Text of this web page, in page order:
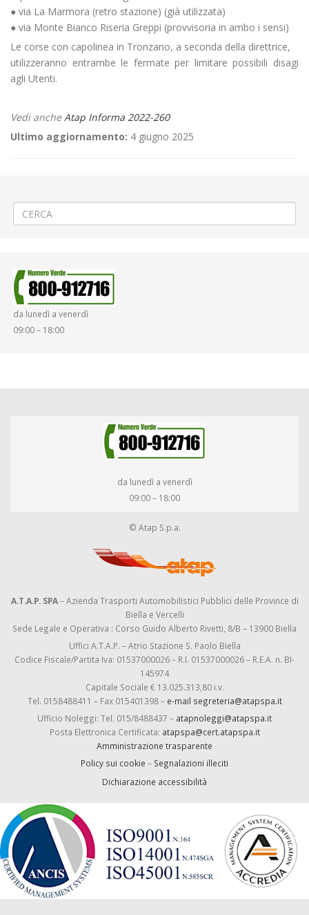
● via La Marmora (retro stazione) (già utilizzata)
● via Monte Bianco Riseria Greppi (provvisoria in ambo i sensi)
Le corse con capolinea in Tronzano, a seconda della direttrice,
utilizzeranno entrambe le fermate per limitare possibili disagi
agli Utenti.
Vedi ancheAtap Informa 2022-260
Ultimo aggiornamento: 4 giugno 2025
da lunedì a venerdì
09:00 – 18:00
da lunedì a venerdì
09:00 – 18:00
© Atap S.p.a.
A.T.A.P. SPA– Azienda Trasporti Automobilistici Pubblici delle Province di
Biella e Vercelli
Sede Legale e Operativa : Corso Guido Alberto Rivetti, 8/B – 13900 Biella
Uffici A.T.A.P. – Atrio Stazione S. Paolo Biella
Codice Fiscale/Partita Iva: 01537000026 – R.I. 01537000026 – R.E.A. n. BI-
145974
Capitale Sociale € 13.025.313,80 i.v.
Tel. 0158488411 – Fax 015401398 – e-mail segreteria@atapspa.it
Ufficio Noleggi: Tel. 015/8488437 – atapnoleggi@atapspa.it
Posta Elettronica Certificata: atapspa@cert.atapspa.it
Amministrazione trasparente
Policy sui cookie – Segnalazioni illeciti
Dichiarazione accessibilità